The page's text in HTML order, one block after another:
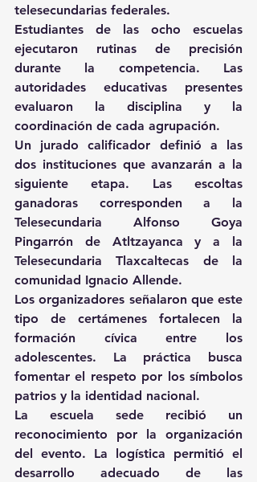
telesecundarias federales.
Estudiantes de las ocho escuelas
ejecutaron rutinas de precisión
durante la competencia. Las
autoridades educativas presentes
evaluaron la disciplina y la
coordinación de cada agrupación.
Un jurado calificador definió a las
dos instituciones que avanzarán a la
siguiente etapa. Las escoltas
ganadoras corresponden a la
Telesecundaria Alfonso Goya
Pingarrón de Atltzayanca y a la
Telesecundaria Tlaxcaltecas de la
comunidad Ignacio Allende.
Los organizadores señalaron que este
tipo de certámenes fortalecen la
formación cívica entre los
adolescentes. La práctica busca
fomentar el respeto por los símbolos
patrios y la identidad nacional.
La escuela sede recibió un
reconocimiento por la organización
del evento. La logística permitió el
desarrollo adecuado de las